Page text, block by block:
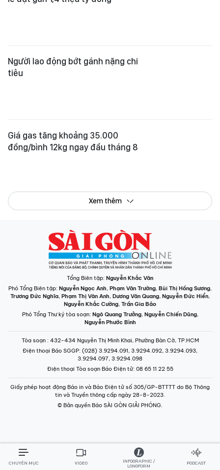
đồng/bình 12kg ngay đầu tháng 8
Tổng Biên tập:Nguyễn Khắc Văn
Phó Tổng Biên tập:Nguyễn Ngọc Anh,Phạm Văn Trường,Bùi Thị Hồng Sương
Phạm Thị Vân Anh,Dương Văn Quang
Nguyễn Khắc Cường,Trần Gia Bảo
Phó Tổng Thư ký tòa soạn:Ngô Quang Trưởng ,Nguyễn Chiến Dũng,
Nguyễn Phước Bình
: 432-434 Nguyễn Thị Minh Khai, Phường Bàn Cờ, TP.HCM
Điện thoại Báo SGGP: (028) 3.9294.091, 3.9294.092, 3.9294.093,
3.9294.097, 3.9294.098
Điện thoại Tòa soạn Báo Điện tử: 08 65 11 22 55
Giấy phép hoạt động Báo in và Báo Điện tử số 305/GP-BTTTT do Bộ Thông
tin và Truyền thông cấp ngày 28-8-2023.
© Bản quyền Báo SÀI GÒN GIẢI PHÓNG.
CHUYÊN MỤC VIDEO
INFOGRAPHIC /
LONGFORM
PODCAST